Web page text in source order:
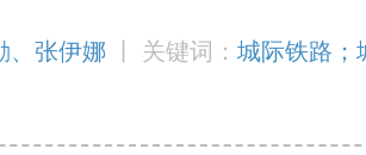
、张伊娜 关键词：城际铁路；